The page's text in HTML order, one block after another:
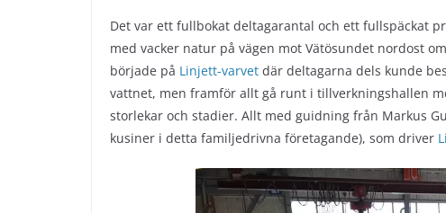
Det var ett fullbokat deltagarantal och ett fullspäckat
med vacker natur på vägen mot Vätösundet nordost
började på Linjett-varvet där deltagarna dels kunde
vattnet, men framför allt gå runt i tillverkningshallen
storlekar och stadier. Allt med guidning från Markus
kusiner i detta familjedrivna företagande), som driver